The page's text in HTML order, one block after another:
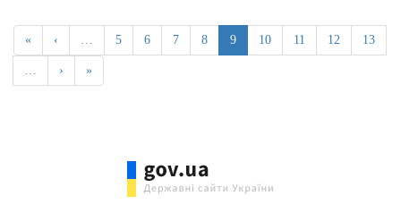
« ‹ … 5 6 7 8 9 10 11 12 13
… › »